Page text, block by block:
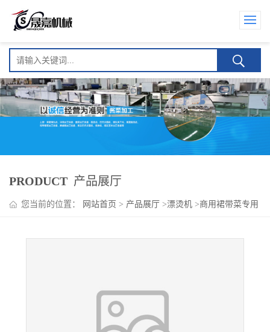
PRODUCT 产品展厅
您当前的位置： 网站首页 > 产品展厅 >漂烫机 >商用裙带菜专用